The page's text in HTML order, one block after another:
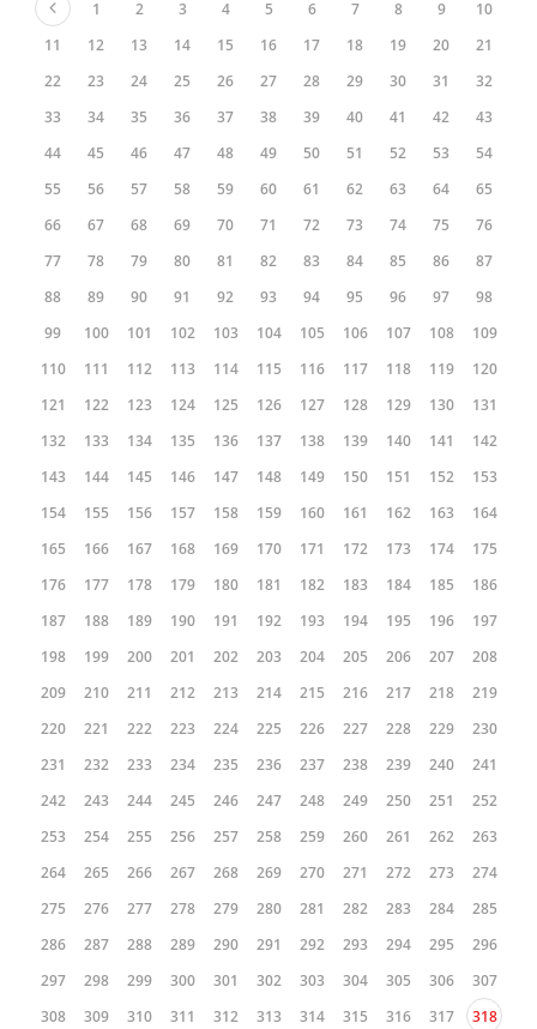
1 2 3 4 5 6 7 8 9
10
11
12 13 14 15 16 17 18 19 20
21
22
23 24 25 26 27 28 29 30 31
32
33
34 35 36 37 38 39 40 41 42
43
44
45 46 47 48 49 50 51 52 53
54
55
56 57 58 59 60 61 62 63 64
65
66
67 68 69 70 71 72 73 74 75
76
77
78 79 80 81 82 83 84 85 86
87
88
89 90 91 92 93 94 95 96 97
98
99
100 101 102 103 104 105 106 107 108
109
110
111 112 113 114 115 116 117 118 119
120
121
122 123 124 125 126 127 128 129 130
131
132
133 134 135 136 137 138 139 140 141
142
143
144 145 146 147 148 149 150 151 152
153
154
155 156 157 158 159 160 161 162 163
164
165
166 167 168 169 170 171 172 173 174
175
176
177 178 179 180 181 182 183 184 185
186
187
188 189 190 191 192 193 194 195 196
197
198
199 200 201 202 203 204 205 206 207
208
209
210 211 212 213 214 215 216 217 218
219
220
221 222 223 224 225 226 227 228 229
230
231
232 233 234 235 236 237 238 239 240
241
242
243 244 245 246 247 248 249 250 251
252
253
254 255 256 257 258 259 260 261 262
263
264
265 266 267 268 269 270 271 272 273
274
275
276 277 278 279 280 281 282 283 284
285
286
287 288 289 290 291 292 293 294 295
296
297
298 299 300 301 302 303 304 305 306
307
308
309 310 311 312 313 314 315 316 317
318